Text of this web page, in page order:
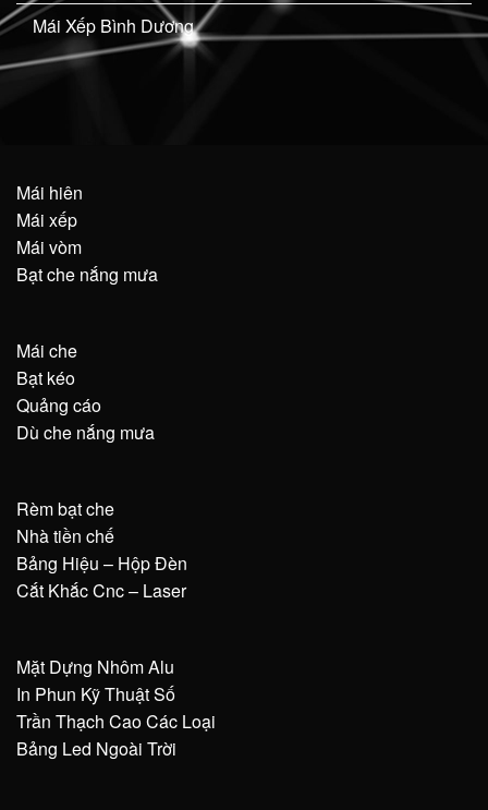
Mái Xếp Bình Dương
Mái hiên
Mái xếp
Mái vòm
Bạt che nắng mưa
Mái che
Bạt kéo
Quảng cáo
Dù che nắng mưa
Rèm bạt che
Nhà tiền chế
Bảng Hiệu – Hộp Đèn
Cắt Khắc Cnc – Laser
Mặt Dựng Nhôm Alu
In Phun Kỹ Thuật Số
Trần Thạch Cao Các Loại
Bảng Led Ngoài Trời